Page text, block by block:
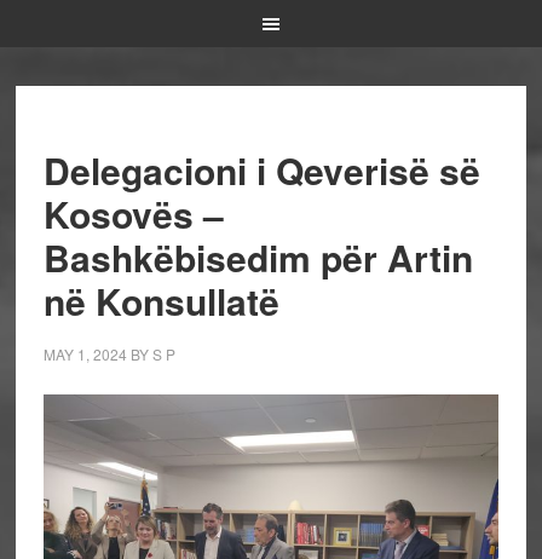
Delegacioni i Qeverisë së
Kosovës –
Bashkëbisedim për Artin
në Konsullatë
MAY 1, 2024 BYS P